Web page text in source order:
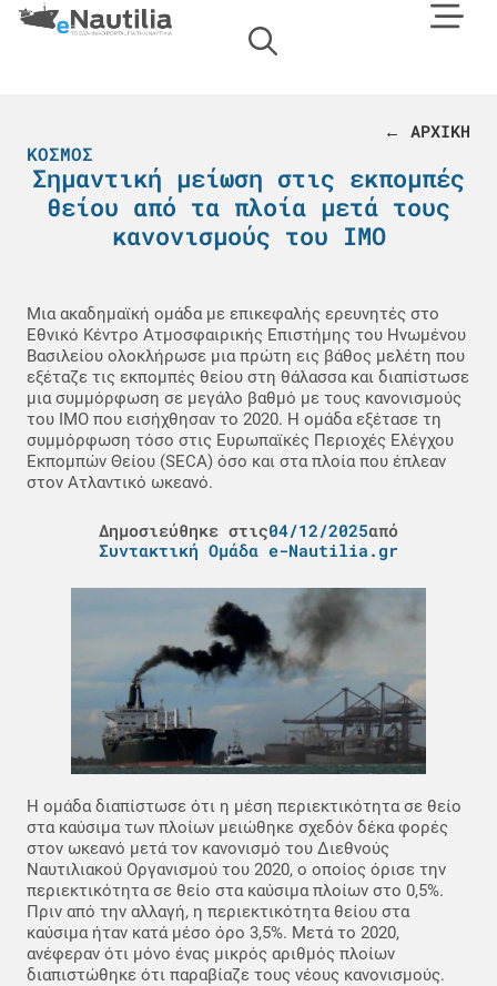
← ΑΡΧΙΚΗ
ΚΌΣΜΟΣ
Σημαντική μείωση στις εκπομπές
θείου από τα πλοία μετά τους
κανονισμούς του ΙΜΟ
Μια ακαδημαϊκή ομάδα με επικεφαλής ερευνητές στο
Εθνικό Κέντρο Ατμοσφαιρικής Επιστήμης του Ηνωμένου
Βασιλείου ολοκλήρωσε μια πρώτη εις βάθος μελέτη που
εξέταζε τις εκπομπές θείου στη θάλασσα και διαπίστωσε
μια συμμόρφωση σε μεγάλο βαθμό με τους κανονισμούς
του ΙΜΟ που εισήχθησαν το 2020. Η ομάδα εξέτασε τη
συμμόρφωση τόσο στις Ευρωπαϊκές Περιοχές Ελέγχου
Εκπομπών Θείου (SECA) όσο και στα πλοία που έπλεαν
στον Ατλαντικό ωκεανό.
Δημοσιεύθηκε στις04/12/2025από
Συντακτική Ομάδα e-Nautilia.gr
Η ομάδα διαπίστωσε ότι η μέση περιεκτικότητα σε θείο
στα καύσιμα των πλοίων μειώθηκε σχεδόν δέκα φορές
στον ωκεανό μετά τον κανονισμό του Διεθνούς
Ναυτιλιακού Οργανισμού του 2020, ο οποίος όρισε την
περιεκτικότητα σε θείο στα καύσιμα πλοίων στο 0,5%.
Πριν από την αλλαγή, η περιεκτικότητα θείου στα
καύσιμα ήταν κατά μέσο όρο 3,5%. Μετά το 2020,
ανέφεραν ότι μόνο ένας μικρός αριθμός πλοίων
διαπιστώθηκε ότι παραβίαζε τους νέους κανονισμούς.